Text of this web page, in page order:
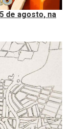
de agosto, na